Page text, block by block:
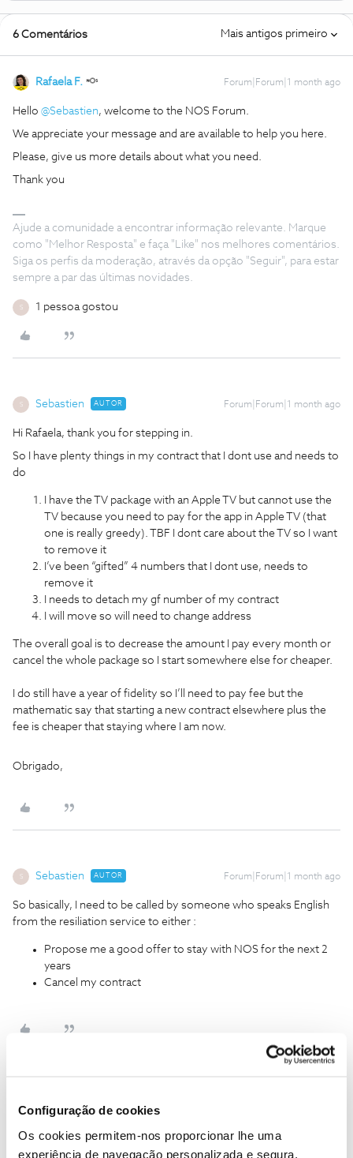
Configuração de cookies
Os cookies permitem-nos proporcionar lhe uma
experiência de navegação personalizada e segura.
6 Comentários Mais antigos primeiro
Rafaela F. Forum|Forum|1 month ago
Hello ​ @Sebastien, welcome to the NOS Forum.
We appreciate your message and are available to help you here.
Please, give us more details about what you need.
Thank you
Ajude a comunidade a encontrar informação relevante. Marque
como "Melhor Resposta" e faça "Like" nos melhores comentários.
Siga os perfis da moderação, através da opção "Seguir", para estar
sempre a par das últimas novidades.
S 1 pessoa gostou
S Sebastien AUTOR Forum|Forum|1 month ago
Hi Rafaela, thank you for stepping in.
So I have plenty things in my contract that I dont use and needs to
do
I have the TV package with an Apple TV but cannot use the
TV because you need to pay for the app in Apple TV (that
one is really greedy). TBF I dont care about the TV so I want
to remove it
I’ve been “gifted” 4 numbers that I dont use, needs to
remove it
I needs to detach my gf number of my contract
I will move so will need to change address
The overall goal is to decrease the amount I pay every month or
cancel the whole package so I start somewhere else for cheaper.
I do still have a year of fidelity so I’ll need to pay fee but the
mathematic say that starting a new contract elsewhere plus the
fee is cheaper that staying where I am now.
Obrigado,
S Sebastien AUTOR Forum|Forum|1 month ago
So basically, I need to be called by someone who speaks English
from the resiliation service to either :
Propose me a good offer to stay with NOS for the next 2
years
Cancel my contract
Thank you for reaching out to us. We’ll assist you on this matter.